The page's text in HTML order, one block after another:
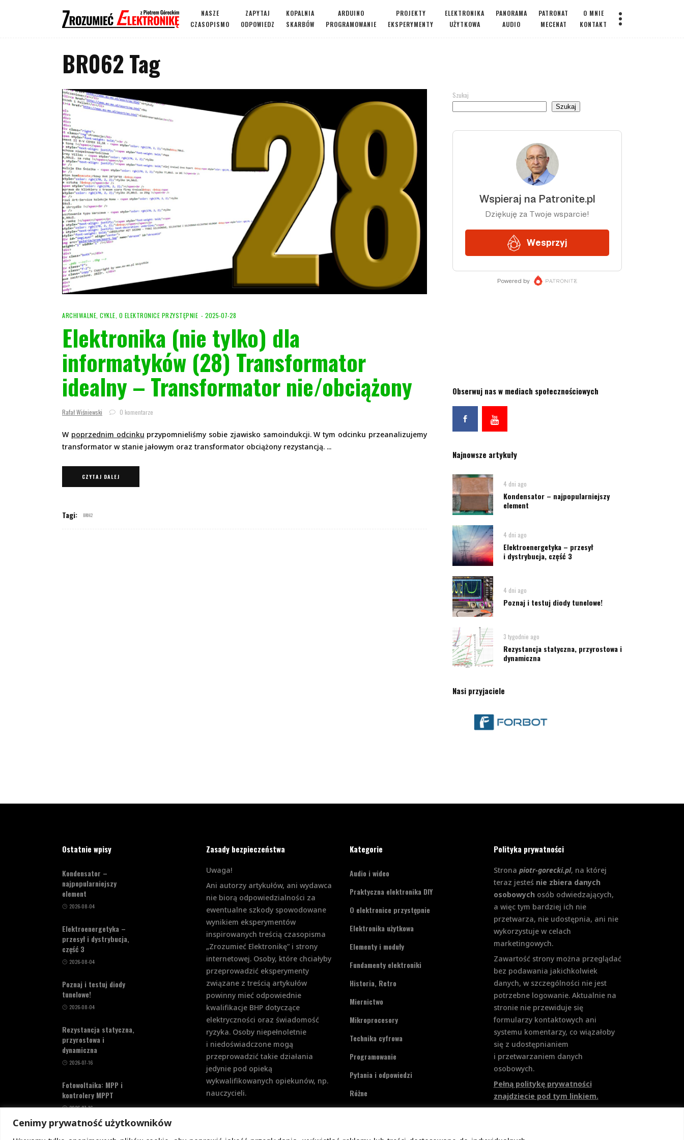
Cenimy prywatność użytkowników
NASZE
CZASOPISMO
ZAPYTAJ
ODPOWIEDZ
KOPALNIA
SKARBÓW
ARDUINO
PROGRAMOWANIE
PROJEKTY
EKSPERYMENTY
ELEKTRONIKA
UŻYTKOWA
PANORAMA
AUDIO
PATRONAT
MECENAT
O MNIE
KONTAKT
BR062 Tag
ARCHIWALNE CYKLE O ELEKTRONICE PRZYSTĘPNIE 2025-07-28
Elektronika (nie tylko) dla
informatyków (28) Transformator
idealny – Transformator nie/obciążony
Rafał Wiśniewski 0 komentarze
W poprzednim odcinku przypomnieliśmy sobie zjawisko samoindukcji. W tym odcinku przeanalizujemy
transformator w stanie jałowym oraz transformator obciążony rezystancją.
CZYTAJ DALEJ
Tagi: BR062
Szukaj
Szukaj
Obserwuj nas w mediach społecznościowych
Najnowsze artykuły
4 dni ago
Kondensator – najpopularniejszy
element
4 dni ago
Elektroenergetyka – przesył
i dystrybucja, część 3
4 dni ago
Poznaj i testuj diody tunelowe!
3 tygodnie ago
Rezystancja statyczna, przyrostowa i
dynamiczna
Nasi przyjaciele
Ostatnie wpisy
Kondensator –
najpopularniejszy
element
2026-08-04
Elektroenergetyka –
przesył i dystrybucja,
część 3
2026-08-04
Poznaj i testuj diody
tunelowe!
2026-08-04
Rezystancja statyczna,
przyrostowa i
dynamiczna
2026-07-16
Fotowoltaika: MPP i
kontrolery MPPT
2026-07-16
Zasady bezpieczeństwa
Uwaga!
Ani autorzy artykułów, ani wydawca
nie biorą odpowiedzialności za
ewentualne szkody spowodowane
wynikiem eksperymentów
inspirowanych treścią czasopisma
„Zrozumieć Elektronikę” i strony
internetowej. Osoby, które chciałyby
przeprowadzić eksperymenty
związane z treścią artykułów
powinny mieć odpowiednie
kwalifikacje BHP dotyczące
elektryczności oraz świadomość
ryzyka. Osoby niepełnoletnie
i niedoświadczone mogą
przeprowadzić takie działania
jedynie pod opieką
wykwalifikowanych opiekunów, np.
nauczycieli.
Kategorie
Audio i wideo
Praktyczna elektronika DIY
O elektronice przystępnie
Elektronika użytkowa
Elementy i moduły
Fundamenty elektroniki
Historia, Retro
Miernictwo
Mikroprocesory
Technika cyfrowa
Programowanie
Pytania i odpowiedzi
Różne
Polityka prywatności
Strona piotr-gorecki.pl, na której
teraz jesteś nie zbiera danych
osobowych osób odwiedzających,
a więc tym bardziej ich nie
przetwarza, nie udostępnia, ani nie
wykorzystuje w celach
marketingowych.
Zawartość strony można przeglądać
bez podawania jakichkolwiek
danych, w szczególności nie jest
potrzebne logowanie. Aktualnie na
stronie nie przewiduje się
formularzy kontaktowych ani
systemu komentarzy, co wiązałoby
się z udostępnianiem
i przetwarzaniem danych
osobowych.
Pełną politykę prywatności
znajdziecie pod tym linkiem.